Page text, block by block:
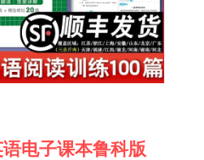
电子课本鲁科版